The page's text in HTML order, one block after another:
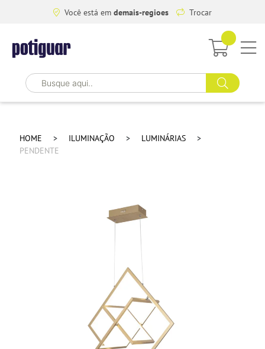
Você está em demais-regioes Trocar
HOME ILUMINAÇÃO
LUMINÁRIAS
PENDENTE